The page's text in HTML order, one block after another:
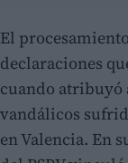
El
declaraciones
cuando atribuyó
vandálicos
en Valencia. En